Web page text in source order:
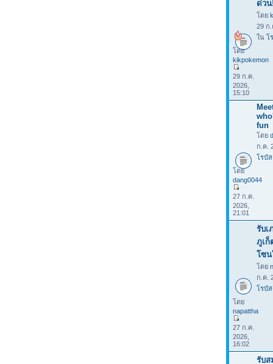
ด่ว
โดย
29 ก.
ใน โ
โดย
kikpokemon
29 ก.ค.
2026,
15:10
fun
โดย
ก.ค.
โรบั
โดย
dang0044
27 ก.ค.
2026,
21:01
รับเ
ภูเก็
โซน
โดย
ก.ค.
โรบั
โดย
napattha
27 ก.ค.
2026,
16:02
รับส